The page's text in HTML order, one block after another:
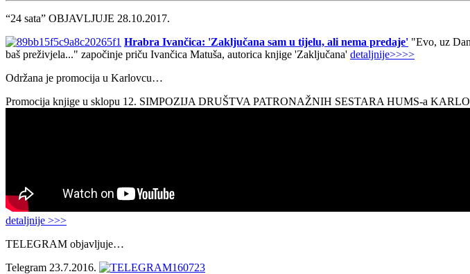
“24 sata” OBJAVLJUJE 28.10.2017.
Hrabra Ivančica: 'Zaključana sam u tijelu, ali nema predaje' "Evo, uz
baš preživjela..." započinje priču Ivančica Matuša, autorica knjige 'Zaključana' detaljnije>>>>
Održana je promocija u Karlovcu…
Promocija knjige u sklopu 12. SIMPOZIJA DRUŠTVA PATRONAŽNIH SESTARA HUMS-a
detaljnije >>>
TELEGRAM objavljuje…
Telegram 23.7.2016.